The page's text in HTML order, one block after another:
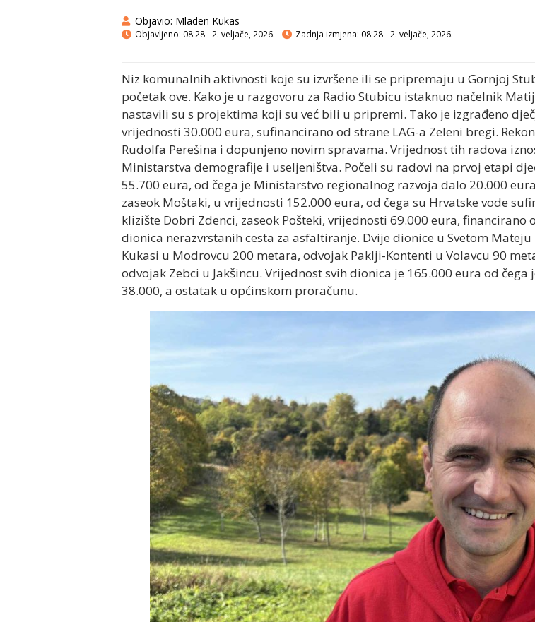
Objavio: Mladen Kukas
Objavljeno: 08:28 - 2. veljače, 2026. Zadnja izmjena: 08:28 - 2. veljače, 2026.
Niz komunalnih aktivnosti koje su izvršene ili se pripremaju u Gornjoj
početak ove. Kako je u razgovoru za Radio Stubicu istaknuo načelnik
nastavili su s projektima koji su već bili u pripremi. Tako je izgrađeno
vrijednosti 30.000 eura, sufinancirano od strane LAG-a Zeleni bregi.
Rudolfa Perešina i dopunjeno novim spravama. Vrijednost tih radova
Ministarstva demografije i useljeništva. Počeli su radovi na prvoj etapi
55.700 eura, od čega je Ministarstvo regionalnog razvoja dalo 20.000
zaseok Moštaki, u vrijednosti 152.000 eura, od čega su Hrvatske vode
klizište Dobri Zdenci, zaseok Pošteki, vrijednosti 69.000 eura,
dionica nerazvrstanih cesta za asfaltiranje. Dvije dionice u Svetom
Kukasi u Modrovcu 200 metara, odvojak Paklji-Kontenti u Volavcu 90
odvojak Zebci u Jakšincu. Vrijednost svih dionica je 165.000 eura od
38.000, a ostatak u općinskom proračunu.